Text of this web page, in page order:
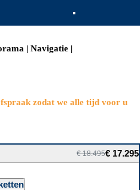
| Navigatie |
zodat we alle tijd voor u
€ 18.495€ 17.295